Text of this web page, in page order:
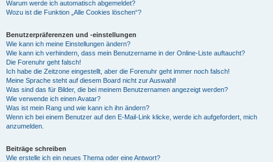
Warum werde ich automatisch abgemeldet?
Wozu ist die Funktion „Alle Cookies löschen“?
Benutzerpräferenzen und -einstellungen
Wie kann ich meine Einstellungen ändern?
Wie kann ich verhindern, dass mein Benutzername in der Online-Liste auftaucht?
Die Forenuhr geht falsch!
Ich habe die Zeitzone eingestellt, aber die Forenuhr geht immer noch falsch!
Meine Sprache steht auf diesem Board nicht zur Auswahl!
Was sind das für Bilder, die bei meinem Benutzernamen angezeigt werden?
Wie verwende ich einen Avatar?
Was ist mein Rang und wie kann ich ihn ändern?
Wenn ich bei einem Benutzer auf den E-Mail-Link klicke, werde ich aufgefordert, mich
anzumelden.
Beiträge schreiben
Wie erstelle ich ein neues Thema oder eine Antwort?